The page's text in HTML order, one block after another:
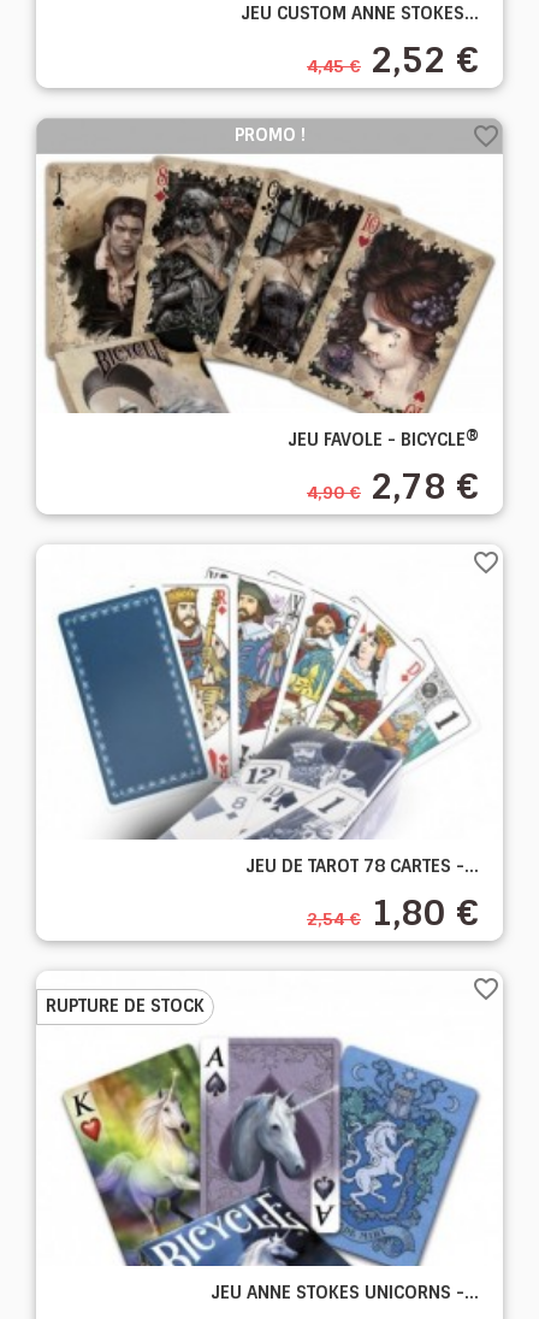
JEU CUSTOM ANNE STOKES...
4,45 € 2,52 €
JEU FAVOLE - BICYCLE®
4,90 € 2,78 €
PROMO ! favorite_border
JEU DE TAROT 78 CARTES -...
2,54 € 1,80 €
favorite_border
JEU ANNE STOKES UNICORNS -...
RUPTURE DE STOCK
favorite_border